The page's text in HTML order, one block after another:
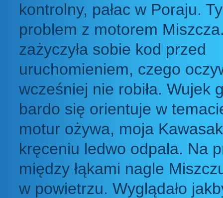
kontrolny, pałac w Poraju.
problem z motorem
zażyczyła sobie kod przed
uruchomieniem, czego
wcześniej nie robiła. Wujek
bardo się orientuje w
motur ożywa, moja
kręceniu ledwo odpala. Na
między łąkami nagle
w powietrzu. Wyglądało